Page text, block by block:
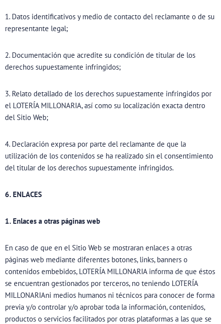
1. Datos identificativos y medio de contacto del reclamante o de su
representante legal;
2. Documentación que acredite su condición de titular de los
derechos supuestamente infringidos;
3. Relato detallado de los derechos supuestamente infringidos por
el LOTERÍA MILLONARIA, así como su localización exacta dentro
del Sitio Web;
4. Declaración expresa por parte del reclamante de que la
utilización de los contenidos se ha realizado sin el consentimiento
del titular de los derechos supuestamente infringidos.
6. ENLACES
1. Enlaces a otras páginas web
En caso de que en el Sitio Web se mostraran enlaces a otras
páginas web mediante diferentes botones, links, banners o
contenidos embebidos, LOTERÍA MILLONARIA informa de que éstos
se encuentran gestionados por terceros, no teniendo LOTERÍA
MILLONARIAni medios humanos ni técnicos para conocer de forma
previa y/o controlar y/o aprobar toda la información, contenidos,
productos o servicios facilitados por otras plataformas a las que se